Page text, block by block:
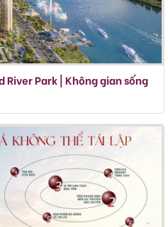
Park | Không gian sống